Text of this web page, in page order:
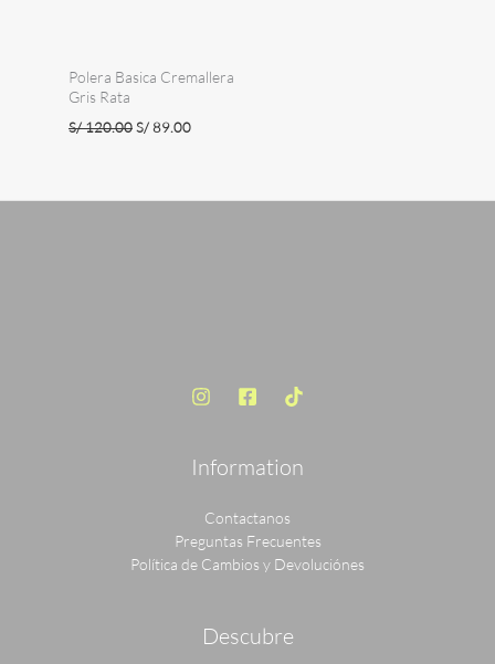
Polera Basica Cremallera
Gris Rata
S/120.00 El
S/89.00El
Information
Contactanos
Preguntas Frecuentes
Política de Cambios y Devoluciónes
Descubre